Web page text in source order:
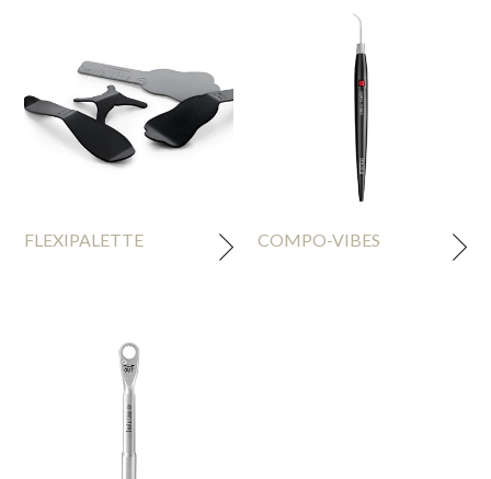
FLEXIPALETTE COMPO-VIBES